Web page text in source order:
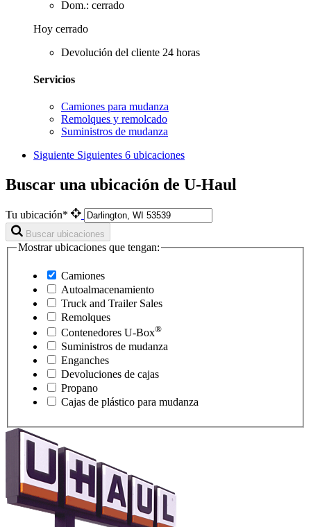
Dom.: cerrado
Hoy cerrado
Devolución del cliente 24 horas
Servicios
Camiones para mudanza
Remolques y remolcado
Suministros de mudanza
Siguiente Siguientes 6 ubicaciones
Buscar una ubicación de U-Haul
Tu ubicación*
Buscar ubicaciones
Mostrar ubicaciones que tengan:
Camiones
Autoalmacenamiento
Truck and Trailer Sales
Remolques
Contenedores U-Box®
Suministros de mudanza
Enganches
Devoluciones de cajas
Propano
Cajas de plástico para mudanza